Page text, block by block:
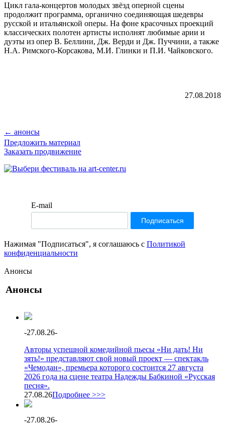
Цикл гала-концертов молодых звёзд оперной сцены
продолжит программа, органично соединяющая шедевры
русской и итальянской оперы. На фоне красочных проекций
классических полотен артисты исполнят любимые арии и
дуэты из опер В. Беллини, Дж. Верди и Дж. Пуччини, а также
Н.А. Римского-Корсакова, М.И. Глинки и П.И. Чайковского.
27.08.2018
← анонсы
Предложить материал
Заказать продвижение
E-mail
Нажимая "Подписаться", я соглашаюсь с Политикой
конфиденциальности
Анонсы
Анонсы
-27.08.26-
Авторы успешной комедийной пьесы «Ни дать! Ни
зять!» представляют свой новый проект — спектакль
«Чемодан», премьера которого состоится 27 августа
2026 года на сцене театра Надежды Бабкиной «Русская
песня».
27.08.26Подробнее >>>
-27.08.26-